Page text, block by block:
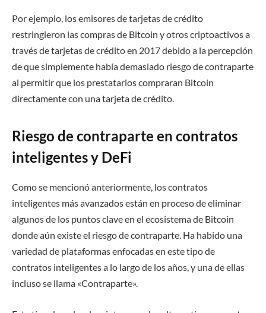
Por ejemplo, los emisores de tarjetas de crédito
restringieron las compras de Bitcoin y otros criptoactivos a
través de tarjetas de crédito en 2017 debido a la percepción
de que simplemente había demasiado riesgo de contraparte
al permitir que los prestatarios compraran Bitcoin
directamente con una tarjeta de crédito.
Riesgo de contraparte en contratos
inteligentes y DeFi
Como se mencionó anteriormente, los contratos
inteligentes más avanzados están en proceso de eliminar
algunos de los puntos clave en el ecosistema de Bitcoin
donde aún existe el riesgo de contraparte. Ha habido una
variedad de plataformas enfocadas en este tipo de
contratos inteligentes a lo largo de los años, y una de ellas
incluso se llama «Contraparte».